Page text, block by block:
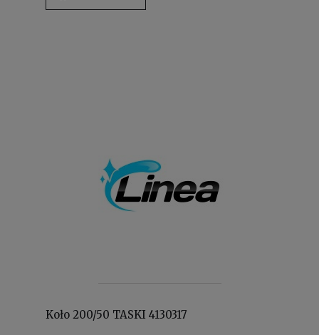
Koło 200/50 TASKI 4130317